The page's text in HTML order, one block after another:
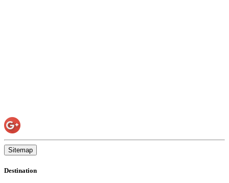
Sitemap
Destination